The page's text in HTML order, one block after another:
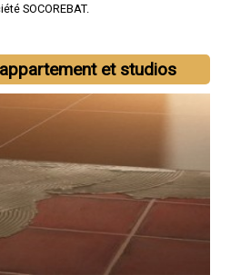
SOCOREBAT.
et studios